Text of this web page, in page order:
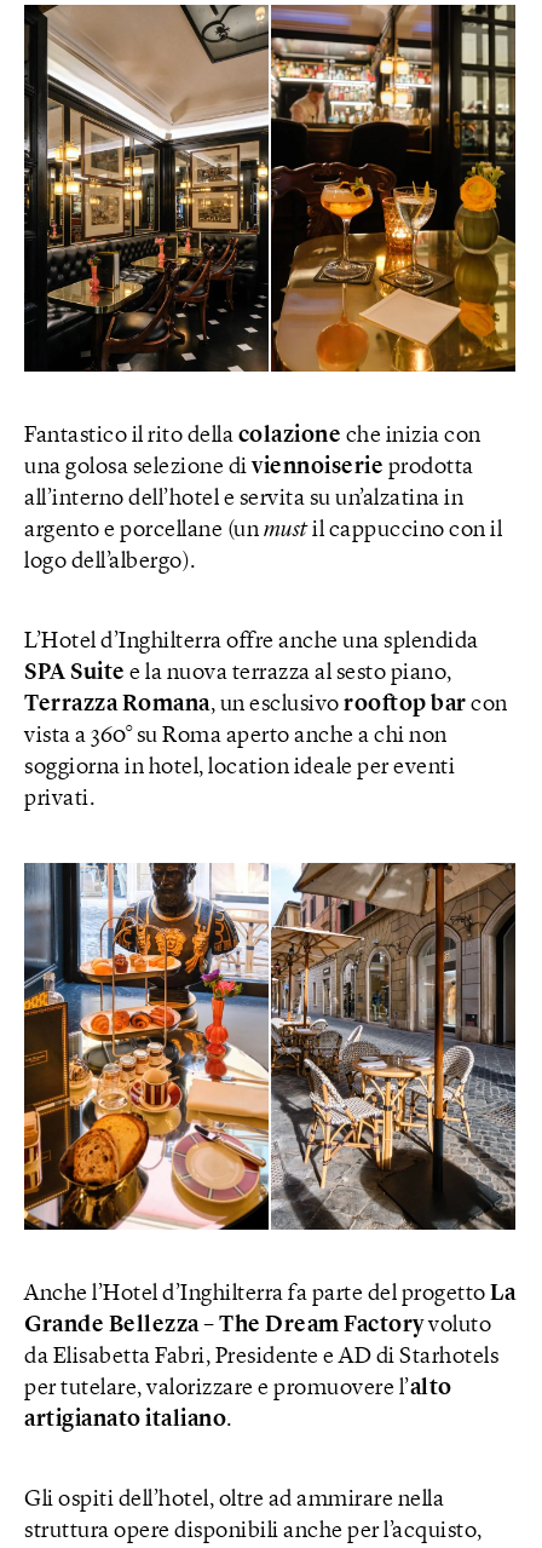
Fantastico il rito della colazione che inizia con
una golosa selezione diviennoiserie prodotta
all’interno dell’hotel e servita su un’alzatina in
argento e porcellane (un mustil cappuccino con il
logo dell’albergo).
L’Hotel d’Inghilterra offre anche una splendida
SPA Suite e la nuova terrazza al sesto piano,
Terrazza Romana, un esclusivo rooftop bar con
vista a 360° su Roma aperto anche a chi non
soggiorna in hotel, location ideale per eventi
privati.
Anche l’Hotel d’Inghilterra fa parte del progetto La
Grande Bellezza – The Dream Factoryvoluto
da Elisabetta Fabri, Presidente e AD di Starhotels
per tutelare, valorizzare e promuovere l’alto
artigianato italiano.
Gli ospiti dell’hotel, oltre ad ammirare nella
struttura opere disponibili anche per l’acquisto,